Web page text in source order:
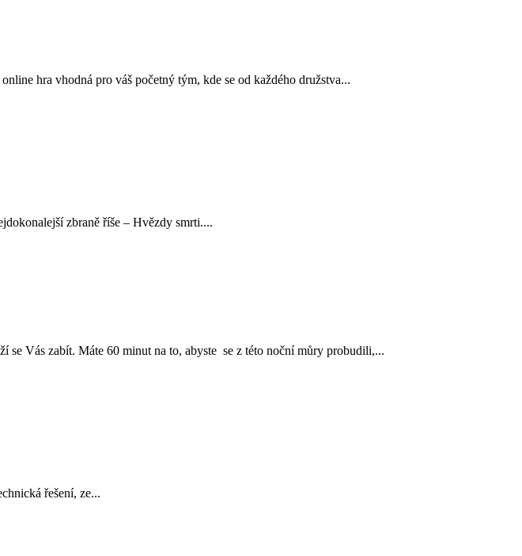
hra vhodná pro váš početný tým, kde se od každého družstva...
zbraně říše – Hvězdy smrti....
se Vás zabít. Máte 60 minut na to, abyste se z této noční můry probudili,...
řešení, ze...